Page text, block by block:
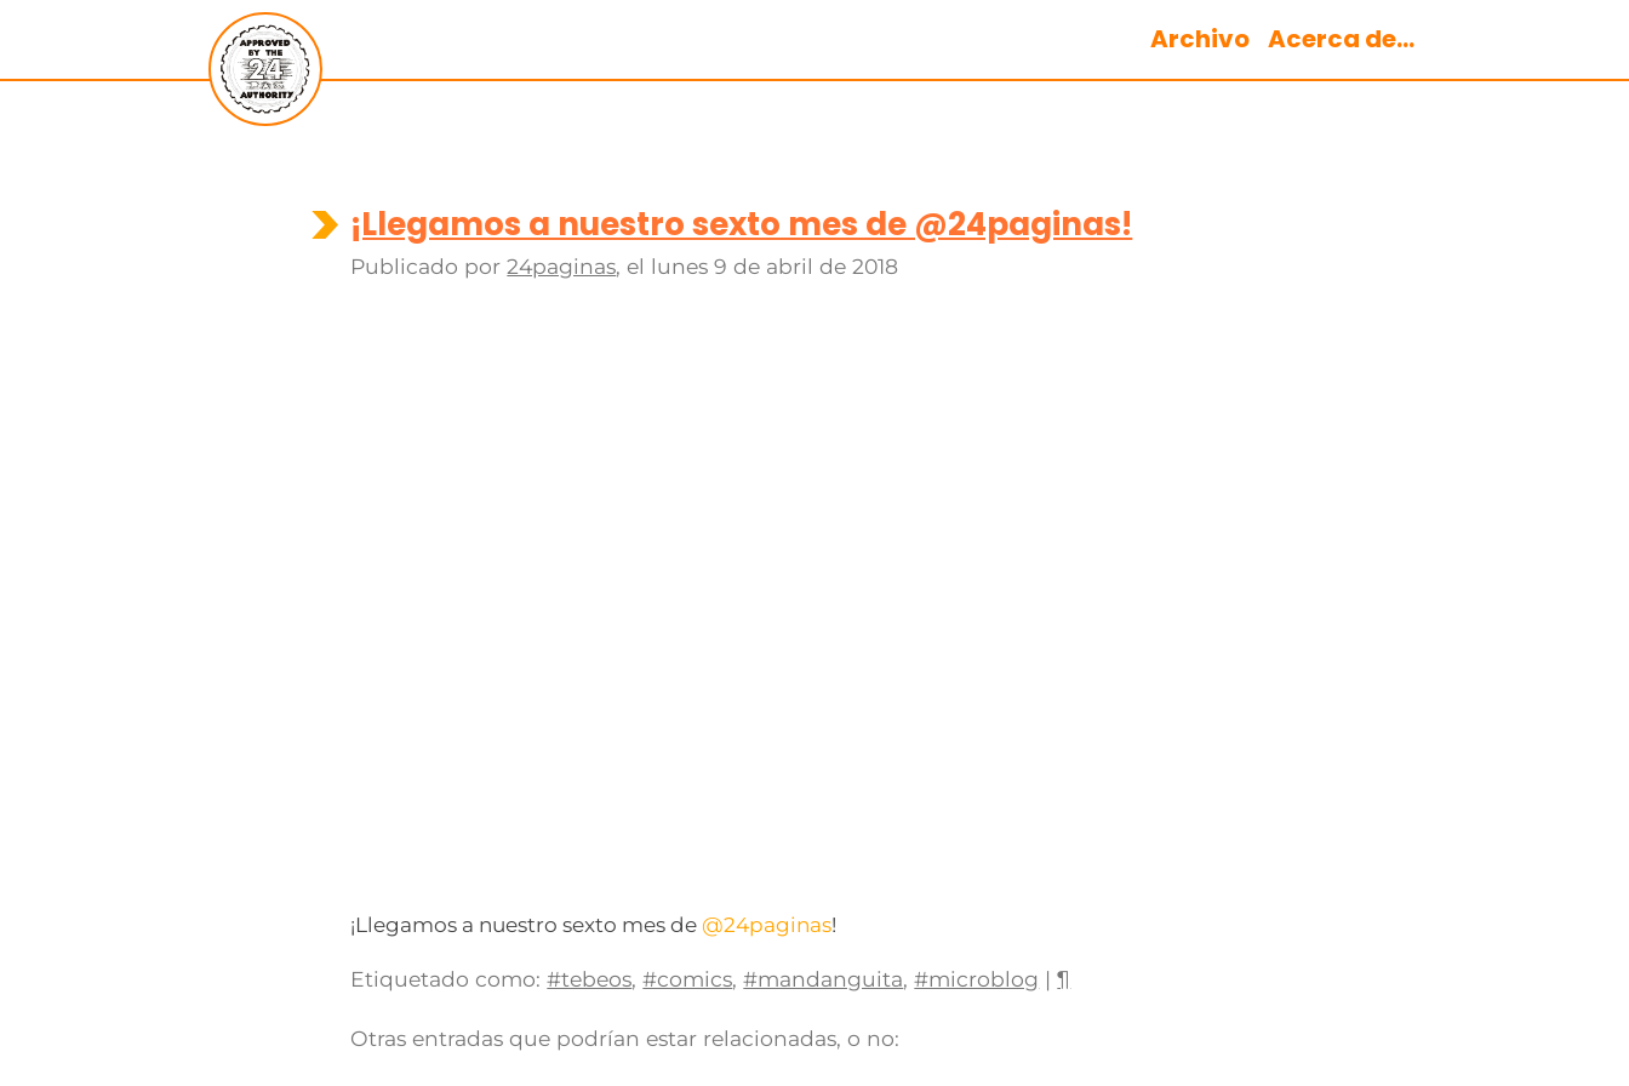
Archivo Acerca de...
¡Llegamos a nuestro sexto mes de @24paginas!
Publicado por24paginas, el lunes 9 de abril de 2018
¡Llegamos a nuestro sexto mes de @24paginas!
Etiquetado como: #tebeos,#comics,#mandanguita,#microblog |¶
Otras entradas que podrían estar relacionadas, o no: